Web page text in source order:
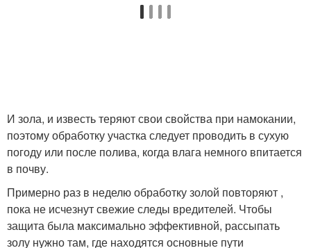
И зола, и известь теряют свои свойства при намокании,
поэтому обработку участка следует проводить в сухую
погоду или после полива, когда влага немного впитается
в почву.
Примерно раз в неделю обработку золой повторяют ,
пока не исчезнут свежие следы вредителей. Чтобы
защита была максимально эффективной, рассыпать
золу нужно там, где находятся основные пути